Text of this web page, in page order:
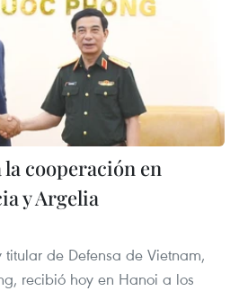
cooperación en
y Argelia
de Defensa de Vietnam,
recibió hoy en Hanoi a los